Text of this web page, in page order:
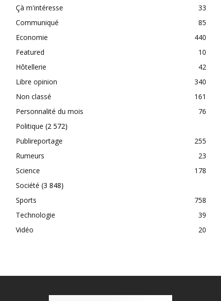
Çà m'intéresse
33
Communiqué
85
Economie
440
Featured
10
Hôtellerie
42
Libre opinion
340
Non classé
161
Personnalité du mois
76
Politique (2 572)
Publireportage
255
Rumeurs
23
Science
178
Société (3 848)
Sports
758
Technologie
39
Vidéo
20